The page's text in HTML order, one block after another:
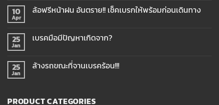
10
Apr
ล้อฟรีหน้าฝน อันตราย!! เช็คเบรกให้พร้อมก่อนเดินทาง
25
Jan
เบรคมือมีปัญหาเกิดจาก?
25
Jan
ล้างรถขณะที่จานเบรคร้อน!!!
PRODUCT CATEGORIES